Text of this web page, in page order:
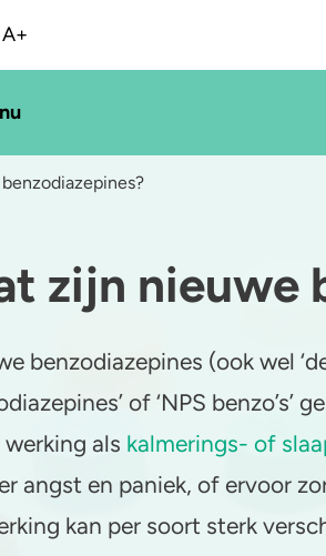
A+
Hoofdmenu
Alcohol
2C-B
Ketamine
Stoppen of
Trends &
Check je
zijn nieuwe
benzodiazepines (ook wel
of ‘NPS
als kalmerings- of
angst en paniek, of ervoor
kan per soort sterk